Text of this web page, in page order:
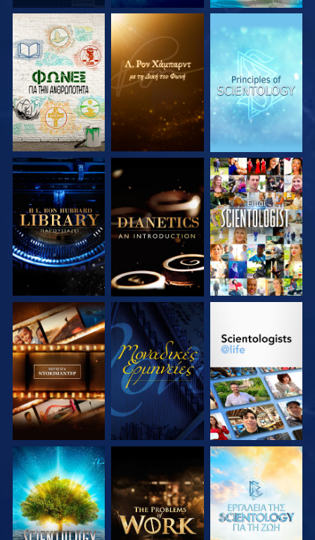
ΕΞΕΡΕΥΝΗΣΤΕ ΤΗ
ΣΕΙΡΑ
ΕΞΕΡΕΥΝΗΣΤΕ ΤΗ
ΣΕΙΡΑ
ΕΞΕΡΕΥΝΗΣΤΕ ΤΗ
ΣΕΙΡΑ
ΕΞΕΡΕΥΝΗΣΤΕ ΤΗ
ΣΕΙΡΑ
ΕΞΕΡΕΥΝΗΣΤΕ ΤΗ
ΣΕΙΡΑ
ΠΑΡΑΚΟΛΟΥΘΗΣΤΕ
ΕΞΕΡΕΥΝΗΣΤΕ ΤΗ
ΣΕΙΡΑ
ΠΑΡΑΚΟΛΟΥΘΗΣΤΕ
ΕΞΕΡΕΥΝΗΣΤΕ ΤΗ
ΕΞΕΡΕΥΝΗΣΤΕ ΤΗ
ΣΕΙΡΑ
ΕΞΕΡΕΥΝΗΣΤΕ ΤΗ
ΣΕΙΡΑ
ΕΞΕΡΕΥΝΗΣΤΕ ΤΗ
ΣΕΙΡΑ